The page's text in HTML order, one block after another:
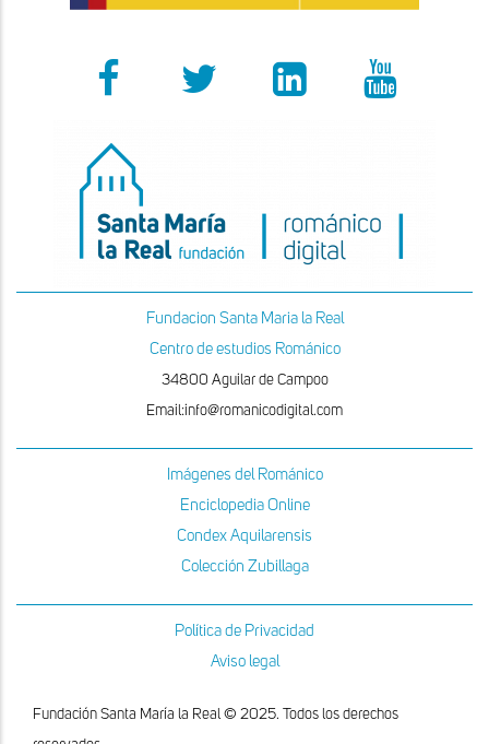
Fundacion Santa Maria la Real
Centro de estudios Románico
34800 Aguilar de Campoo
Email:info@romanicodigital.com
Imágenes del Románico
Enciclopedia Online
Condex Aquilarensis
Colección Zubillaga
Política de Privacidad
Aviso legal
Fundación Santa María la Real © 2025. Todos los derechos